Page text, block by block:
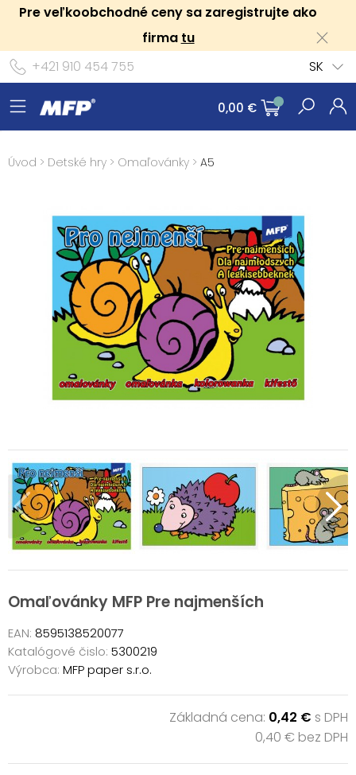
Pre veľkoobchodné ceny sa zaregistrujte ako
firma tu
+421 910 454 755
SK
0,00 €
Úvod > Detské hry > Omaľovánky > A5
Omaľovánky MFP Pre najmenších
EAN: 8595138520077
Katalógové čislo: 5300219
Výrobca: MFP paper s.r.o.
Základná cena: 0,42 € s DPH
0,40 € bez DPH